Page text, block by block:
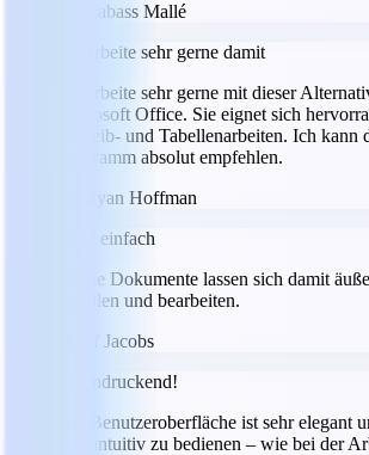
Labass Mallé
Ich arbeite sehr gerne damit
Ich arbeite sehr gerne mit dieser
Microsoft Office. Sie eignet sich
Schreib- und Tabellenarbeiten. Ich kann
Programm absolut empfehlen.
Ryan Hoffman
Total einfach
Meine Dokumente lassen sich damit
erstellen und bearbeiten.
Jeff Jacobs
Beeindruckend!
Die Benutzeroberfläche ist sehr elegant
sehr intuitiv zu bedienen – wie bei der